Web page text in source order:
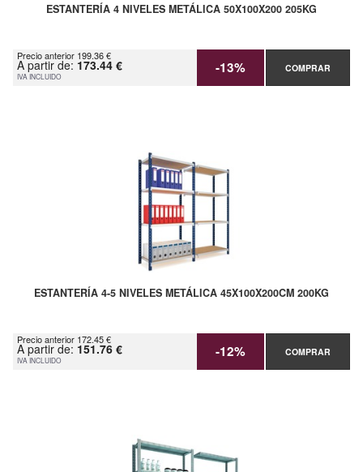
ESTANTERÍA 4 NIVELES METÁLICA 50X100X200 205KG
Precio anterior 199.36 €
A partir de: 173.44 €
IVA INCLUIDO -13% COMPRAR
ESTANTERÍA 4-5 NIVELES METÁLICA 45X100X200CM 200KG
Precio anterior 172.45 €
A partir de: 151.76 €
IVA INCLUIDO -12% COMPRAR